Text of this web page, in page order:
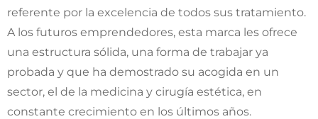
referente por la excelencia de todos sus tratamiento.
A los futuros emprendedores, esta marca les ofrece
una estructura sólida, una forma de trabajar ya
probada y que ha demostrado su acogida en un
sector, el de la medicina y cirugía estética, en
constante crecimiento en los últimos años.